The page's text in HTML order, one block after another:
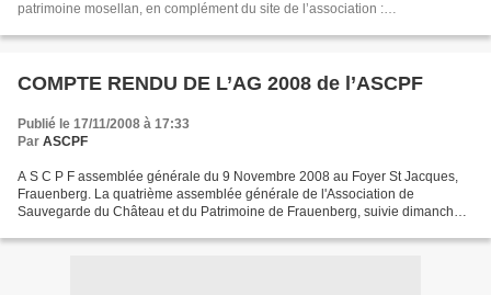
patrimoine mosellan, en complément du site de l’association :
COMPTE RENDU DE L’AG 2008 de l’ASCPF
Publié le 17/11/2008 à 17:33
Par ASCPF
A S C P F assemblée générale du 9 Novembre 2008 au Foyer St Jacques,
Frauenberg. La quatrième assemblée générale de l'Association de
Sauvegarde du Château et du Patrimoine de Frauenberg, suivie dimanche